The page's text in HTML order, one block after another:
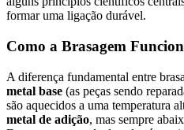
formar uma ligação durável.
Como a Brasagem
A diferença fundamental entre
metal base (as peças sendo
são aquecidos a uma temperatura
metal de adição, mas sempre